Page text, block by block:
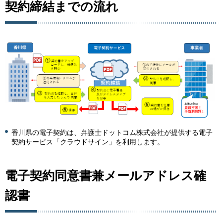
契約締結までの流れ
香川県の電子契約は、弁護士ドットコム株式会社が提供する電子
契約サービス「クラウドサイン」を利用します。
電子契約同意書兼メールアドレス確
認書